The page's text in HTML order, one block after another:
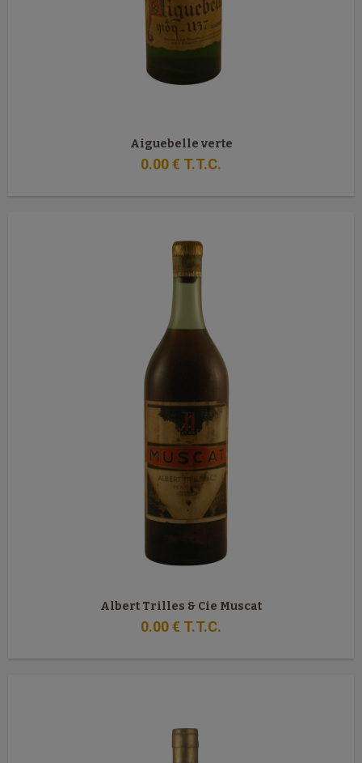
Aiguebelle verte
0.00€ T.T.C.
Albert Trilles & Cie Muscat
0.00€ T.T.C.